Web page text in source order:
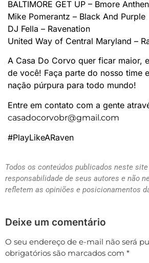
BALTIMORE GET UP – Bmore Anthen
Mike Pomerantz – Black And Purple
DJ Fella – Ravenation
United Way of Central Maryland –
A Casa Do Corvo quer ficar maior,
de você! Faça parte do nosso time
nação púrpura para todo mundo!
Entre em contato com a gente
casadocorvobr@gmail.com
#PlayLikeARaven
Todos os conteúdos publicados neste
responsabilidade de seus autores e não
refletem as opiniões e posicionamentos
Deixe um comentário
O seu endereço de e-mail não será
obrigatórios são marcados com *